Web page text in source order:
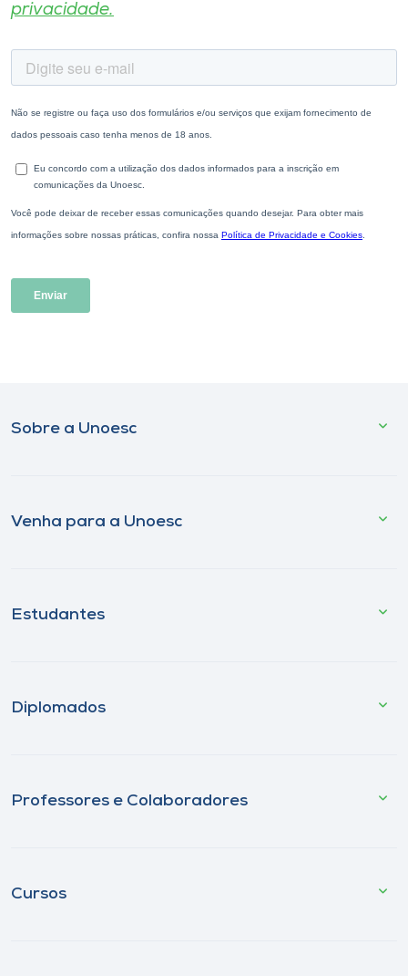
privacidade.
Sobre a Unoesc
Venha para a Unoesc
Estudantes
Diplomados
Professores e Colaboradores
Cursos